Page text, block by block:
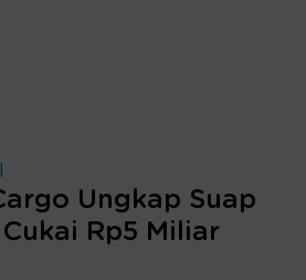
Ungkap Suap
Rp5 Miliar